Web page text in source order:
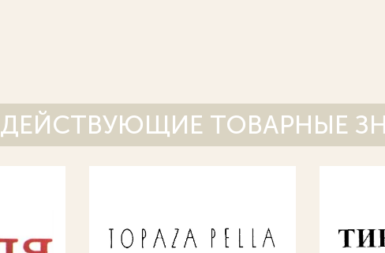
ДЕЙСТВУЮЩИЕ ТОВАРНЫЕ